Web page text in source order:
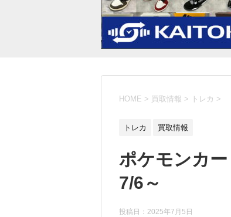
HOME > 買取情報 > トレカ >
トレカ 買取情報
ポケモンカー
7/6～
投稿日： 2025年7月5日